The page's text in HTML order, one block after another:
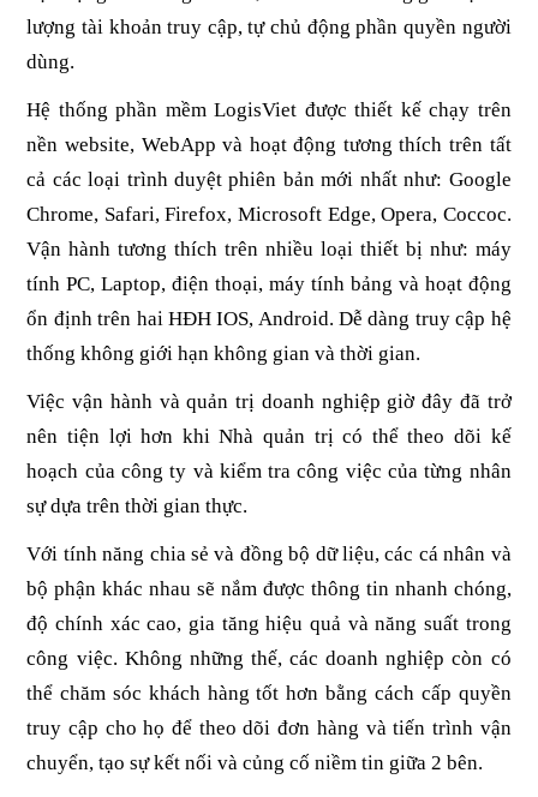
lượng tài khoản truy cập, tự chủ động phần quyền người
dùng.
Hệ thống phần mềm LogisViet được thiết kế chạy trên
nền website, WebApp và hoạt động tương thích trên tất
cả các loại trình duyệt phiên bản mới nhất như: Google
Chrome, Safari, Firefox, Microsoft Edge, Opera, Coccoc.
Vận hành tương thích trên nhiều loại thiết bị như: máy
tính PC, Laptop, điện thoại, máy tính bảng và hoạt động
ổn định trên hai HĐH IOS, Android. Dễ dàng truy cập hệ
thống không giới hạn không gian và thời gian.
Việc vận hành và quản trị doanh nghiệp giờ đây đã trở
nên tiện lợi hơn khi Nhà quản trị có thể theo dõi kế
hoạch của công ty và kiểm tra công việc của từng nhân
sự dựa trên thời gian thực.
Với tính năng chia sẻ và đồng bộ dữ liệu, các cá nhân và
bộ phận khác nhau sẽ nắm được thông tin nhanh chóng,
độ chính xác cao, gia tăng hiệu quả và năng suất trong
công việc. Không những thế, các doanh nghiệp còn có
thể chăm sóc khách hàng tốt hơn bằng cách cấp quyền
truy cập cho họ để theo dõi đơn hàng và tiến trình vận
chuyển, tạo sự kết nối và củng cố niềm tin giữa 2 bên.